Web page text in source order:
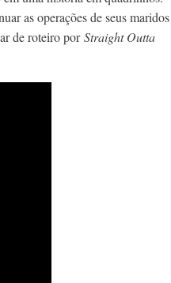
as operações de seus maridos
de roteiro porStraight Outta